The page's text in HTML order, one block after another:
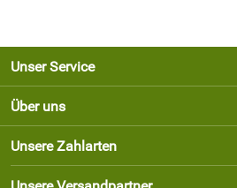
Unser Service
Kontakt
Newsletter
Lieferbedingungen
Kundenlogin
Über uns
Unsere Bestseller
Marken
Unsere Zahlarten